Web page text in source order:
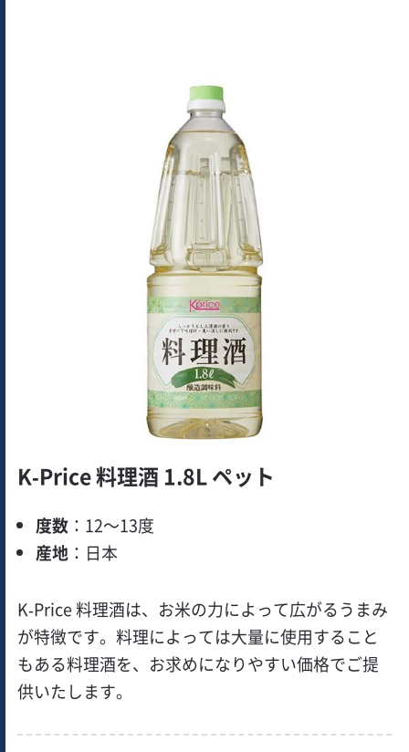
K-Price 料理酒 1.8L ペット
度数 ：12～13度
産地 ：日本
K-Price 料理酒は、お米の力によって広がるうまみ
が特徴です。料理によっては大量に使用すること
もある料理酒を、お求めになりやすい価格でご提
供いたします。